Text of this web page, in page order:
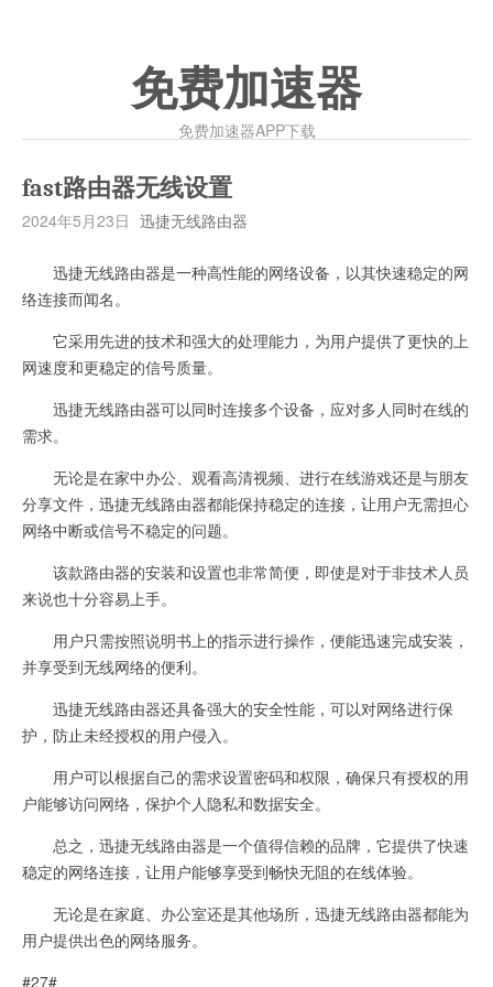
免费加速器
免费加速器APP下载
fast路由器无线设置
2024年5月23日 迅捷无线路由器
迅捷无线路由器是一种高性能的网络设备，以其快速稳定的网
络连接而闻名。
它采用先进的技术和强大的处理能力，为用户提供了更快的上
网速度和更稳定的信号质量。
迅捷无线路由器可以同时连接多个设备，应对多人同时在线的
需求。
无论是在家中办公、观看高清视频、进行在线游戏还是与朋友
分享文件，迅捷无线路由器都能保持稳定的连接，让用户无需担心
网络中断或信号不稳定的问题。
该款路由器的安装和设置也非常简便，即使是对于非技术人员
来说也十分容易上手。
用户只需按照说明书上的指示进行操作，便能迅速完成安装，
并享受到无线网络的便利。
迅捷无线路由器还具备强大的安全性能，可以对网络进行保
护，防止未经授权的用户侵入。
用户可以根据自己的需求设置密码和权限，确保只有授权的用
户能够访问网络，保护个人隐私和数据安全。
总之，迅捷无线路由器是一个值得信赖的品牌，它提供了快速
稳定的网络连接，让用户能够享受到畅快无阻的在线体验。
无论是在家庭、办公室还是其他场所，迅捷无线路由器都能为
用户提供出色的网络服务。
#27#